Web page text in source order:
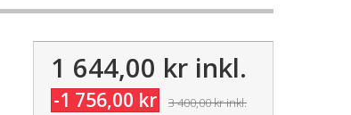
1 644,00 krinkl.
-1 756,00 kr 3 400,00 krinkl.